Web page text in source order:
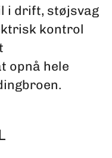
i drift, støjsvag
kontrol
opnå hele